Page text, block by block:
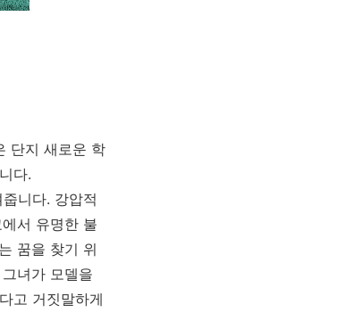
단지 새로운 학
다.
니다. 강압적
서 유명한 불
꿈을 찾기 위
녀가 모델을
고 거짓말하게